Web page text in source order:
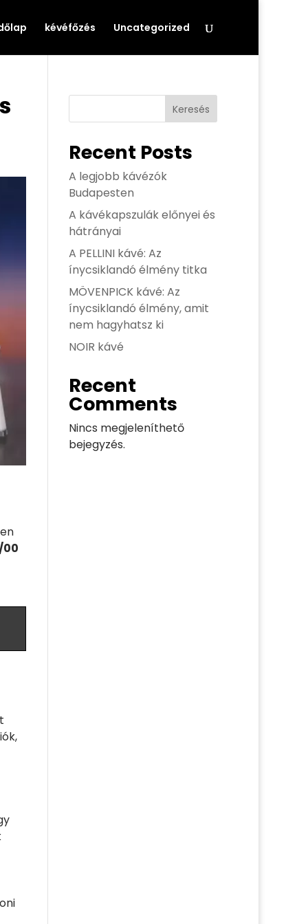
kévéfőzés Uncategorized
00
Keresés
Recent Posts
A legjobb kávézók
Budapesten
A kávékapszulák előnyei és
hátrányai
A PELLINI kávé: Az
ínycsiklandó élmény titka
MÖVENPICK kávé: Az
ínycsiklandó élmény, amit
nem hagyhatsz ki
NOIR kávé
Recent
Comments
Nincs megjeleníthető
bejegyzés.